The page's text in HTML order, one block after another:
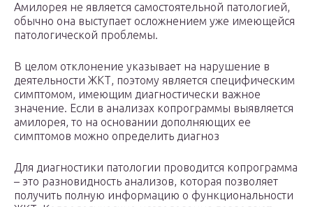
Амилорея не является самостоятельной патологией,
обычно она выступает осложнением уже имеющейся
патологической проблемы.
В целом отклонение указывает на нарушение в
деятельности ЖКТ, поэтому является специфическим
симптомом, имеющим диагностически важное
значение. Если в анализах копрограммы выявляется
амилорея, то на основании дополняющих ее
симптомов можно определить диагноз
Для диагностики патологии проводится копрограмма
– это разновидность анализов, которая позволяет
получить полную информацию о функциональности